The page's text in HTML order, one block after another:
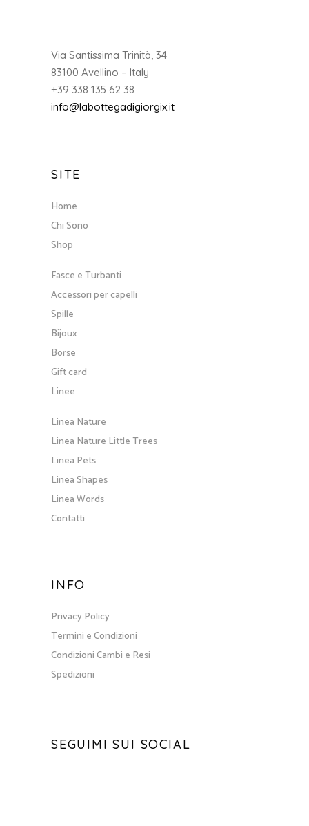
Via Santissima Trinità, 34
83100 Avellino – Italy
+39 338 135 62 38
info@labottegadigiorgix.it
SITE
Home
Chi Sono
Shop
Fasce e Turbanti
Accessori per capelli
Spille
Bijoux
Borse
Gift card
Linee
Linea Nature
Linea Nature Little Trees
Linea Pets
Linea Shapes
Linea Words
Contatti
INFO
Privacy Policy
Termini e Condizioni
Condizioni Cambi e Resi
Spedizioni
SEGUIMI SUI SOCIAL